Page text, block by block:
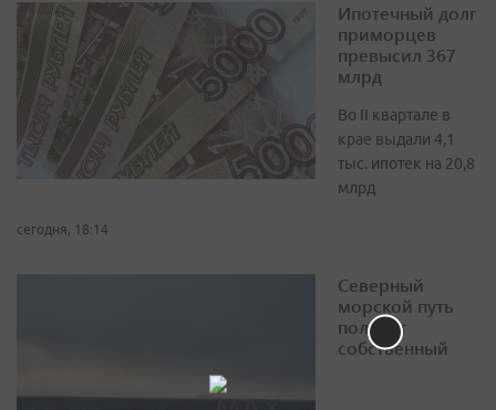
Ипотечный долг
приморцев
превысил 367
млрд
Во II квартале в
крае выдали 4,1
тыс. ипотек на 20,8
млрд
сегодня, 18:14
Северный
морской путь
получит
собственный